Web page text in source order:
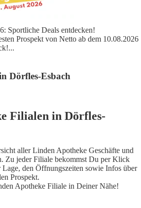
Sportliche Deals entdecken!
Prospekt von Netto ab dem 10.08.2026
...
Dörfles-Esbach
Filialen in Dörfles-
aller Linden Apotheke Geschäfte und
Zu jeder Filiale bekommst Du per Klick
den Öffnungszeiten sowie Infos über
Prospekt.
Apotheke Filiale in Deiner Nähe!